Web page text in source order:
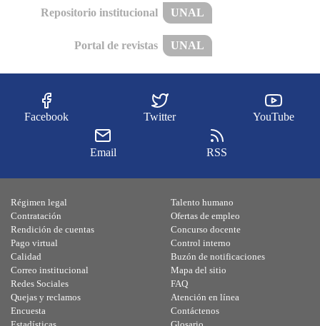
Repositorio institucional UNAL
Portal de revistas UNAL
Facebook Twitter YouTube
Email RSS
Régimen legal
Contratación
Rendición de cuentas
Pago virtual
Calidad
Talento humano
Ofertas de empleo
Concurso docente
Control interno
Buzón de notificaciones
Correo institucional
Redes Sociales
Quejas y reclamos
Encuesta
Mapa del sitio
FAQ
Atención en línea
Contáctenos